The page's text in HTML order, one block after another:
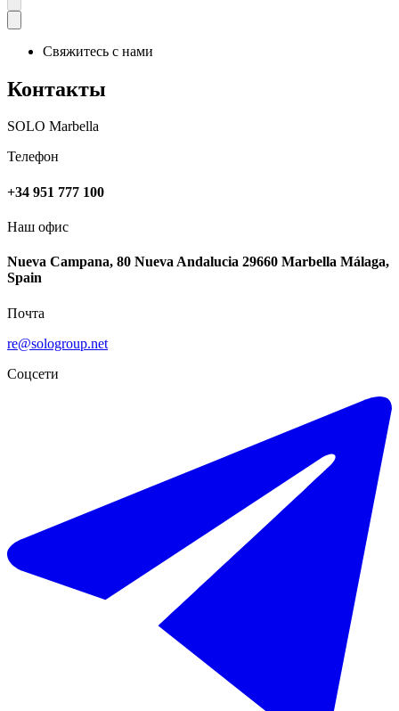
Свяжитесь с нами
Контакты
SOLO Marbella
Телефон
+34 951 777 100
Наш офис
Nueva Campana, 80 Nueva Andalucia 29660 Marbella Málaga,
Spain
Почта
re@sologroup.net
Соцсети